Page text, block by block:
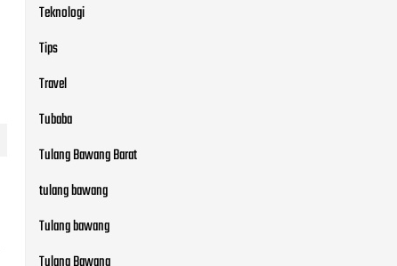
Teknologi
Tips
Travel
Tubaba
Tulang Bawang Barat
tulang bawang
Tulang bawang